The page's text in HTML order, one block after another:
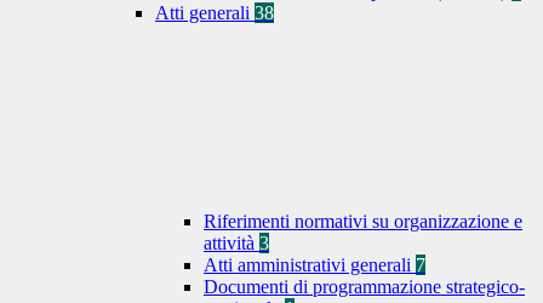
Atti generali 38
Riferimenti normativi su organizzazione e
attività 3
Atti amministrativi generali 7
Documenti di programmazione strategico-